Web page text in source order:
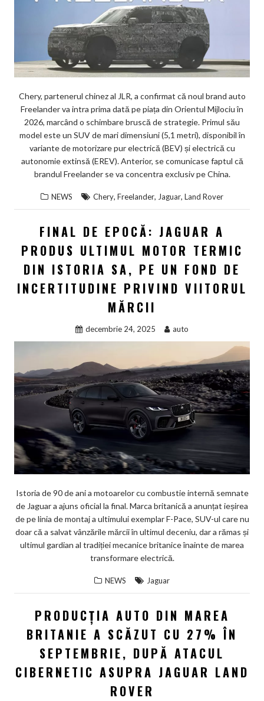
Chery, partenerul chinez al JLR, a confirmat că noul brand auto
Freelander va intra prima dată pe piața din Orientul Mijlociu în
2026, marcând o schimbare bruscă de strategie. Primul său
model este un SUV de mari dimensiuni (5,1 metri), disponibil în
variante de motorizare pur electrică (BEV) și electrică cu
autonomie extinsă (EREV). Anterior, se comunicase faptul că
brandul Freelander se va concentra exclusiv pe China.
NEWS Chery, Freelander, Jaguar, Land Rover
FINAL DE EPOCĂ: JAGUAR A
PRODUS ULTIMUL MOTOR TERMIC
DIN ISTORIA SA, PE UN FOND DE
INCERTITUDINE PRIVIND VIITORUL
MĂRCII
decembrie 24, 2025 auto
Istoria de 90 de ani a motoarelor cu combustie internă semnate
de Jaguar a ajuns oficial la final. Marca britanică a anunțat ieșirea
de pe linia de montaj a ultimului exemplar F-Pace, SUV-ul care nu
doar că a salvat vânzările mărcii în ultimul deceniu, dar a rămas și
ultimul gardian al tradiției mecanice britanice înainte de marea
transformare electrică.
NEWS Jaguar
PRODUCŢIA AUTO DIN MAREA
BRITANIE A SCĂZUT CU 27% ÎN
SEPTEMBRIE, DUPĂ ATACUL
CIBERNETIC ASUPRA JAGUAR LAND
ROVER